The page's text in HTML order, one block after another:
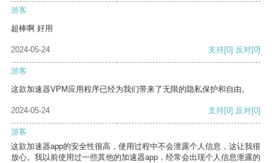
游客
超棒啊 好用
2024-05-24 支持[0] 反对[0]
游客
这款加速器VPM应用程序已经为我们带来了无限的隐私保护和自由。
2024-05-24 支持[0] 反对[0]
游客
这款加速器app的安全性很高，使用过程中不会泄露个人信息，这让我很
放心。我以前使用过一些其他的加速器app，经常会出现个人信息泄露的